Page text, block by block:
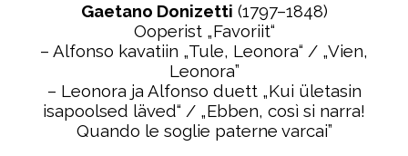
Gaetano Donizetti (1797–1848)
Ooperist „Favoriit“
– Alfonso kavatiin „Tule, Leonora“ / „Vien,
Leonora”
– Leonora ja Alfonso duett „Kui ületasin
isapoolsed läved“ / „Ebben, così si narra!
Quando le soglie paterne varcai”